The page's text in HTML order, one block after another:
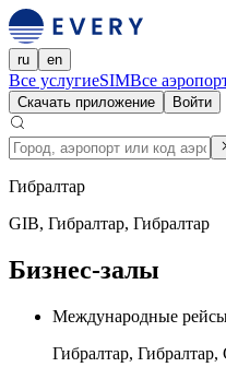
ru en
Все услугиeSIMВсе
Скачать приложение Войти
Гибралтар
GIB, Гибралтар, Гибралтар
Бизнес-залы
Международные
Гибралтар, Гибралтар,